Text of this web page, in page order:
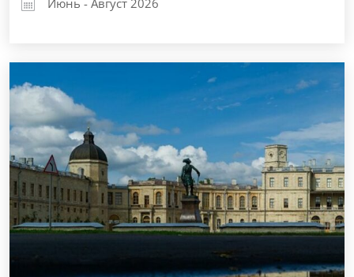
Июнь - Август 2026